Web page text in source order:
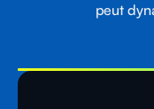
peut